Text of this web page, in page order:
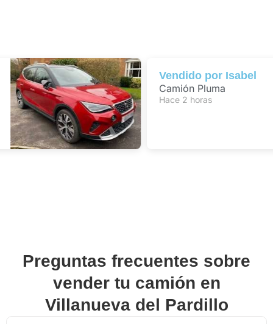
Vendido porIsabel
Camión Pluma
Hace 2 horas
Preguntas frecuentes sobre
vender tu camión en
Villanueva del Pardillo